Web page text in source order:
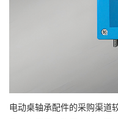
电动桌轴承配件的采购渠道